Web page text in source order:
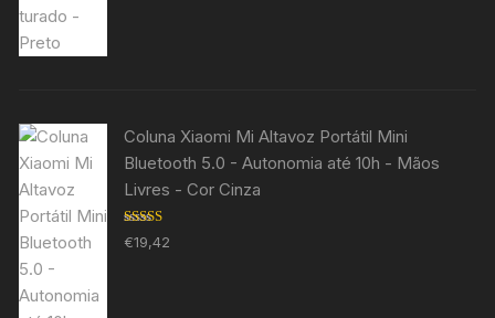
Coluna Xiaomi Mi Altavoz Portátil Mini
Bluetooth 5.0 - Autonomia até 10h - Mãos
Livres - Cor Cinza
Avaliação
5.00de 5
€19,42